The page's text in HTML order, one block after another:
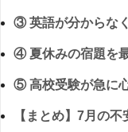
③ 英語が分からな
④ 夏休みの宿題を
⑤ 高校受験が急に
【まとめ】7月の